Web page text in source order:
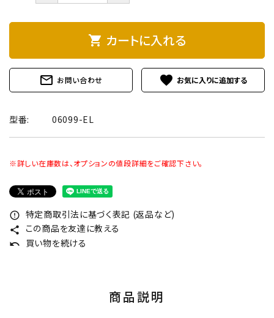
shopping_cart カートに入れる
mail_outline お問い合わせ favorite
型番: 06099-EL
※詳しい在庫数は、オプションの値段詳細をご確認下さい。
error_outline 特定商取引法に基づく表記 (返品など)
share この商品を友達に教える
undo 買い物を続ける
商品説明